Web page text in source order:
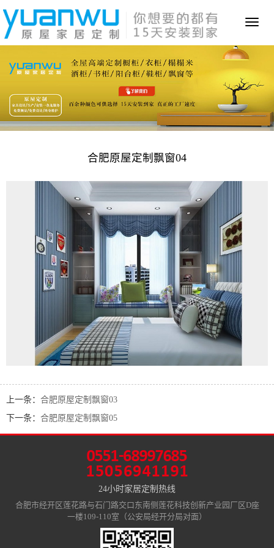
Toggle
合肥原屋定制飘窗04
上一条： 合肥原屋定制飘窗03
下一条： 合肥原屋定制飘窗05
24小时家居定制热线
合肥市经开区莲花路与石门路交口东南侧莲花科技创新产业园厂区D座
一楼109-110室（公安局经开分局对面）